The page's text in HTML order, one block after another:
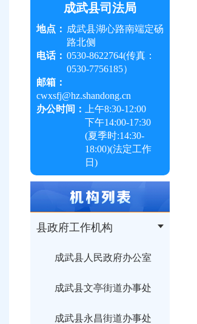
成武县司法局
地点： 成武县湖心路南端定砀
路北侧
电话： 0530-8622764(传真：
0530-7756185）
邮箱：
cwxsfj@hz.shandong.cn
办公时间：
上午8:30-12:00
下午14:00-17:30
(夏季时:14:30-
18:00)(法定工作
日)
县政府工作机构
成武县人民政府办公室
成武县文亭街道办事处
成武县永昌街道办事处